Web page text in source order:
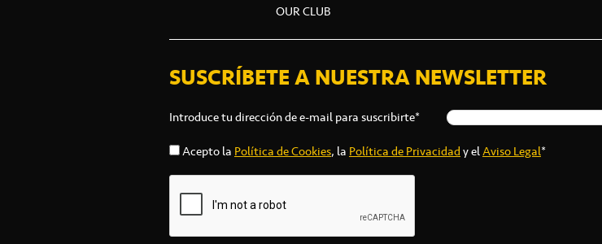
OUR CLUB
SUSCRÍBETE A NUESTRA NEWSLETTER
Introduce tu dirección de e-mail para suscribirte*
Acepto la Política de Cookies, la Política de Privacidady elAviso Legal*